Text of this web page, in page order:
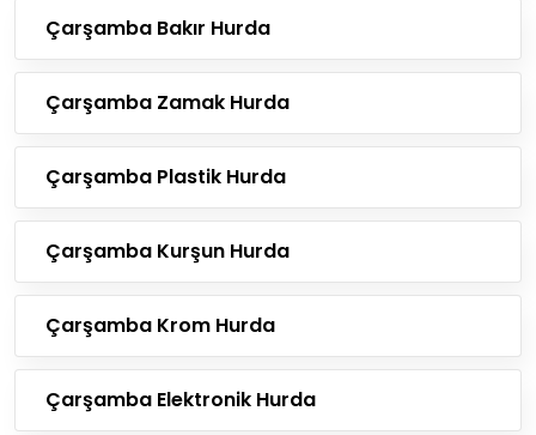
Çarşamba Bakır Hurda
Çarşamba Zamak Hurda
Çarşamba Plastik Hurda
Çarşamba Kurşun Hurda
Çarşamba Krom Hurda
Çarşamba Elektronik Hurda